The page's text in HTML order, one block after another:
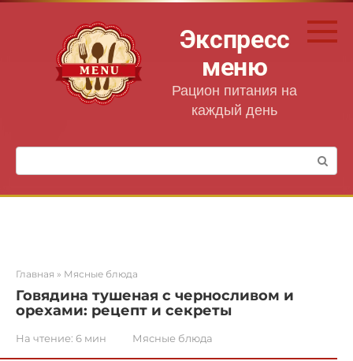
Перейти
Экспресс
меню
Рацион питания на
каждый день
Поиск:
Главная » Мясные блюда
Говядина тушеная с черносливом и
орехами: рецепт и секреты
На чтение: 6 мин Мясные блюда